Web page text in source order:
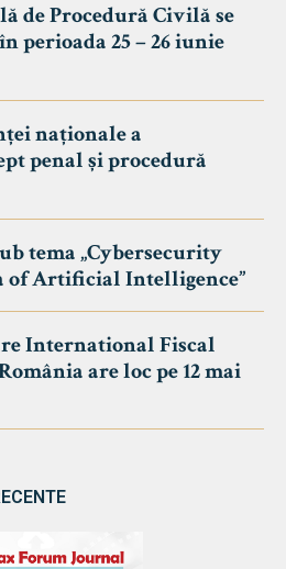
de Procedură Civilă se
perioada 25 – 26 iunie
naționale a
penal și procedură
tema „Cybersecurity
of Artificial Intelligence”
International Fiscal
are loc pe 12 mai